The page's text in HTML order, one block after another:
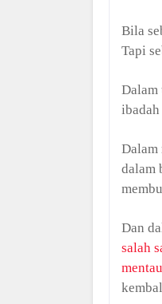
Bila
Tapi
Dalam
Dalam
dalam
Dan
salah